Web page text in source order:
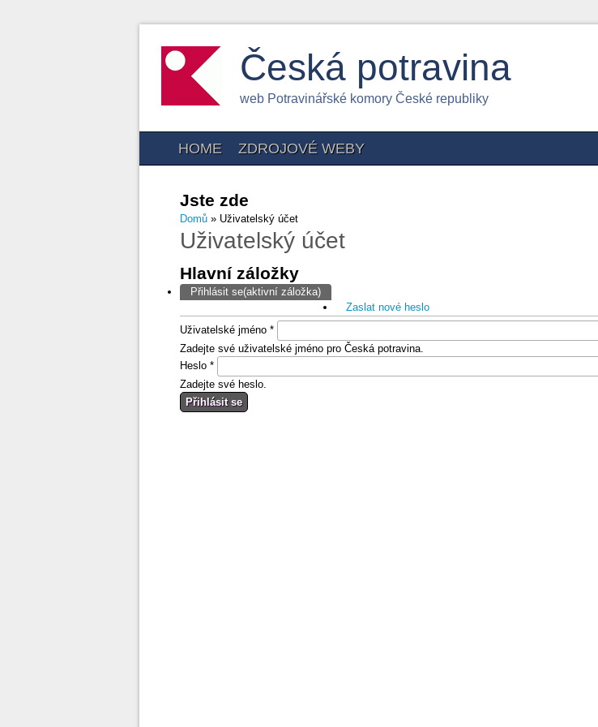
Česká potravina
web Potravinářské komory České republiky
HOME ZDROJOVÉ WEBY
Jste zde
Domů » Uživatelský účet
Uživatelský účet
Hlavní záložky
Přihlásit se(aktivní záložka)
Zaslat nové heslo
Uživatelské jméno *
Zadejte své uživatelské jméno pro Česká potravina.
Heslo *
Zadejte své heslo.